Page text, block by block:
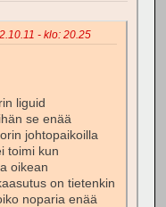
- klo: 20.25
liguid
se enää
johtopaikoilla
toimi kun
oikean
on tietenkin
noparia enää